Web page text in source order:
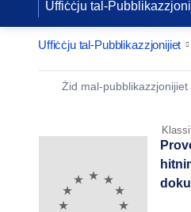
Uffiċċju tal-
Uffiċċju tal-Pubblikazzjonijiet
Publication
Żid mal-pubblikazzjonijiet